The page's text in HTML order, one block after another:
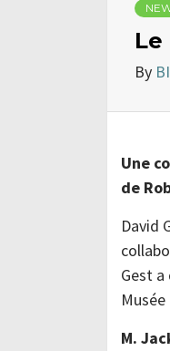
By
Une
de
David
Gest
M.